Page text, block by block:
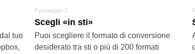
tuo
Passaggio 2
Scegli «in sti»
Puoi scegliere il formato di conversione
desiderato tra sti o più di 200 formati